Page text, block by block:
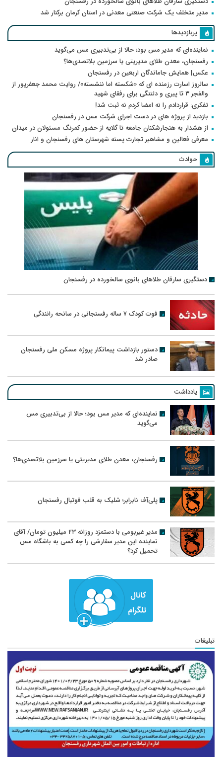
مدیر متخلف یک شرکت صنعتی معدنی در استان کرمان برکنار شد
پربازدیدها
نماینده‌ای که مدیر مس بود؛ حالا از بی‌تدبیری مس می‌گوید
رفسنجان، معدن طلای مدیریتی یا سرزمین بلاتصدی‌ها؟
عکس| همایش جاماندگان اربعین در رفسنجان
سالروز اسارت رزمنده ای که «شکسته اما ننشسته»/ روایت محمد جعفرپور از
والفجر ۳ تا پیری و دلتنگی برای رفقای شهید
تفکری: قراردادم را نه امضا کردم نه ثبت شد!
بازدید از پروژه های در دست اجرای شرکت مس در رفسنجان
از هشدار به هنجارشکنان جامعه تا گلایه از حضور کمرنگ مسئولان در میدان
معرفی فعالین و مشاهیر تجارت پسته شهرستان های رفسنجان و انار
حوادث
دستگیری سارقان طلاهای بانوی سالخورده در رفسنجان
فوت کودک ۷ ساله رفسنجانی در سانحه رانندگی
دستور بازداشت پیمانکار پروژه مسکن ملی رفسنجان
صادر شد
یادداشت
نماینده‌ای که مدیر مس بود؛ حالا از بی‌تدبیری مس
می‌گوید
رفسنجان، معدن طلای مدیریتی یا سرزمین بلاتصدی‌ها؟
پلی‌آف نابرابر؛ شلیک به قلب فوتبال رفسنجان
مدیر غیربومی با دستمزد روزانه ۲۳ میلیون تومان/ آقای
نماینده این مدیر سفارشی را چه کسی به باشگاه مس
تحمیل کرد؟
تبلیغات